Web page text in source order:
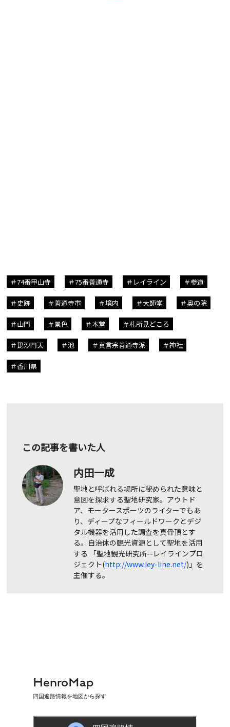
74番甲山寺 75番善通寺 レイライン 参道
史跡 善通寺市 境内 大師堂 奥の院
山門 景色 本堂 札所見どころ
毘沙門天 池 真言宗善通寺派 神社
香川県
この記事を書いた人
内田一成
聖地と呼ばれる場所に秘められた意味と
意図を探求する聖地研究家。アウトド
ア、モータースポーツのライターでもあ
り、ディープなフィールドワークとデジ
タル機器を活用した調査を真骨頂とす
る。自治体の観光資源として聖地を活用
する 「聖地観光研究所--レイラインプロ
ジェクト(http://www.ley-line.net/)」を
主催する。
HenroMap
四国遍路情報を地図から探す